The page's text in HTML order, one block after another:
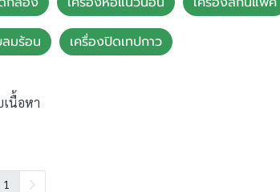
มร้อน เครื่องปิดเทปกาว
นื้อหา
1